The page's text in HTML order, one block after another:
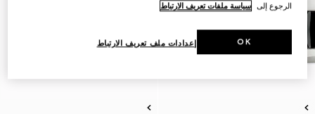
الرجوع إلى سياسة ملفات تعريف الارتباط
إعدادات ملف تعريف الارتباط OK